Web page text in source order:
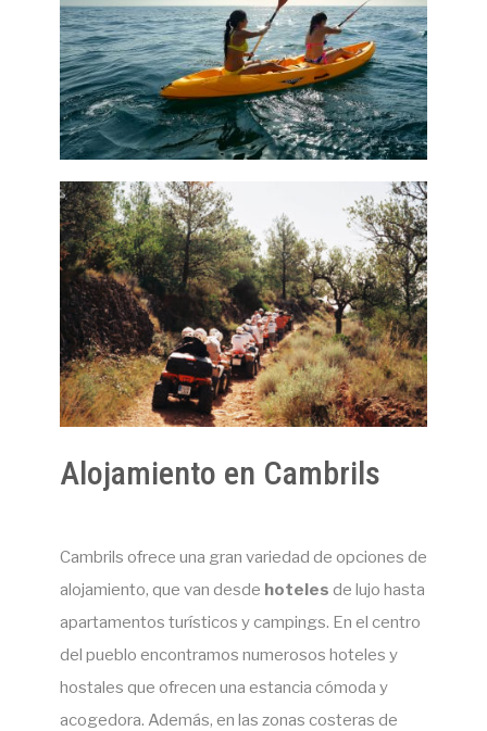
Alojamiento en Cambrils
Cambrils ofrece una gran variedad de opciones de
alojamiento, que van desde hoteles de lujo hasta
apartamentos turísticos y campings. En el centro
del pueblo encontramos numerosos hoteles y
hostales que ofrecen una estancia cómoda y
acogedora. Además, en las zonas costeras de